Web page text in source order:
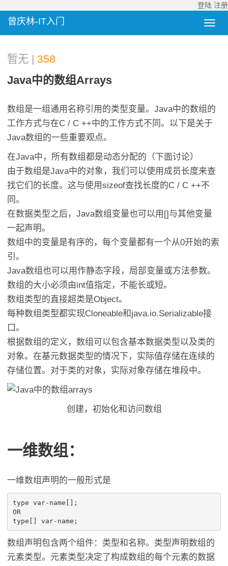
登陆 注册
曾庆林-IT入门
暂无 |358
Java中的数组arrays
数组是一组通用名称引用的类型变量。Java中的数组的
工作方式与在C / C ++中的工作方式不同。以下是关于
Java数组的一些重要观点。
在Java中，所有数组都是动态分配的（下面讨论）
由于数组是Java中的对象，我们可以使用成员长度来查
找它们的长度。这与使用sizeof查找长度的C / C ++不
同。
在数据类型之后，Java数组变量也可以用[]与其他变量
一起声明。
数组中的变量是有序的，每个变量都有一个从0开始的索
引。
Java数组也可以用作静态字段，局部变量或方法参数。
数组的大小必须由int值指定，不能长或短。
数组类型的直接超类是Object。
每种数组类型都实现Cloneable和java.io.Serializable接
口。
根据数组的定义，数组可以包含基本数据类型以及类的
对象。在基元数据类型的情况下，实际值存储在连续的
存储位置。对于类的对象，实际对象存储在堆段中。
创建，初始化和访问数组
一维数组：
一维数组声明的一般形式是
type var-name[];
OR
type[] var-name;
数组声明包含两个组件：类型和名称。类型声明数组的
元素类型。元素类型决定了构成数组的每个元素的数据